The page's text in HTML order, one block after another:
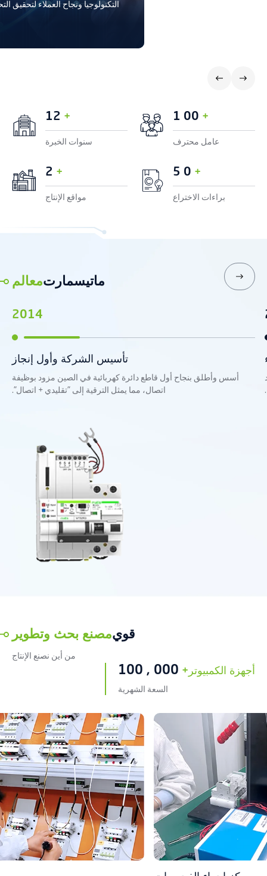
التكنولوجيا ونجاح العملاء لتحقيق
12 +
سنوات الخبرة
1 00 +
عامل محترف
2 +
مواقع الإنتاج
5 0 +
براءات الاختراع
معالمماتيسمارت
2014
تأسيس الشركة وأول إنجاز
أسس وأطلق بنجاح أول قاطع دائرة كهربائية في الصين مزود بوظيفة
اتصال، مما يمثل الترقية إلى "تقليدي + اتصال".
مصنع بحث وتطويرقوي
من أين نصنع الإنتاج
100 , 000 أجهزة الكمبيوتر+
السعة الشهرية